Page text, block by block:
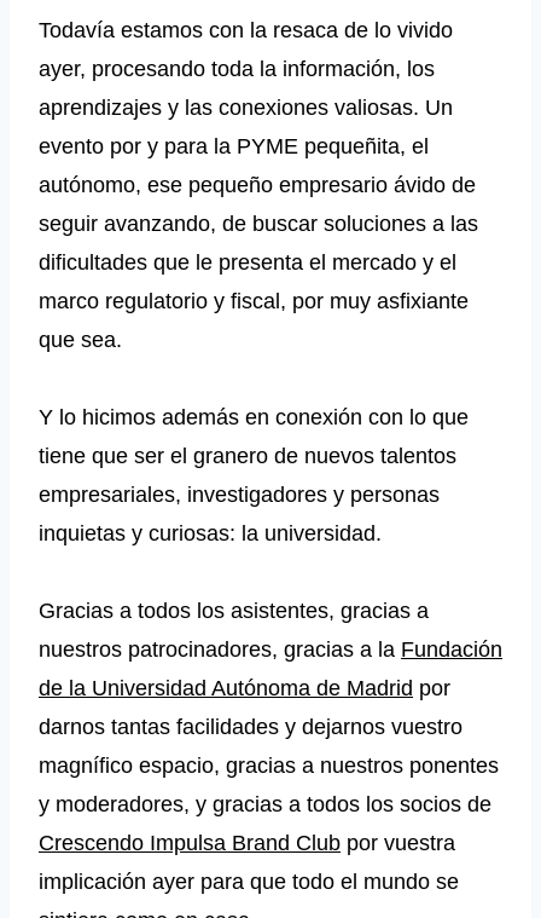
Todavía estamos con la resaca de lo vivido
ayer, procesando toda la información, los
aprendizajes y las conexiones valiosas. Un
evento por y para la PYME pequeñita, el
autónomo, ese pequeño empresario ávido de
seguir avanzando, de buscar soluciones a las
dificultades que le presenta el mercado y el
marco regulatorio y fiscal, por muy asfixiante
que sea.
Y lo hicimos además en conexión con lo que
tiene que ser el granero de nuevos talentos
empresariales, investigadores y personas
inquietas y curiosas: la universidad.
Gracias a todos los asistentes, gracias a
nuestros patrocinadores, gracias a la Fundación
de la Universidad Autónoma de Madrid por
darnos tantas facilidades y dejarnos vuestro
magnífico espacio, gracias a nuestros ponentes
y moderadores, y gracias a todos los socios de
Crescendo Impulsa Brand Club por vuestra
implicación ayer para que todo el mundo se